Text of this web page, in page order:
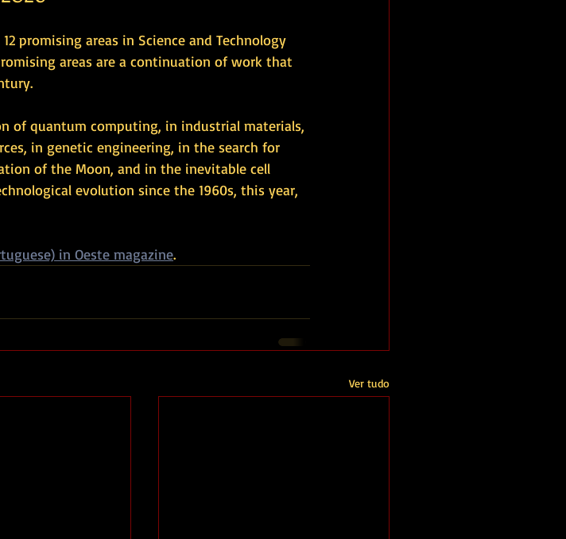
promising areas in Science and Technology
areas are a continuation of work that
of quantum computing, in industrial materials,
in genetic engineering, in the search for
of the Moon, and in the inevitable cell
evolution since the 1960s, this year,
in Oeste magazine.
Ver tudo